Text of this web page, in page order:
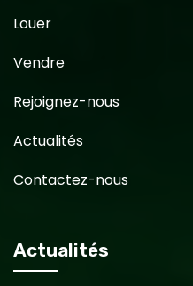
Louer
Vendre
Rejoignez-nous
Actualités
Contactez-nous
Actualités